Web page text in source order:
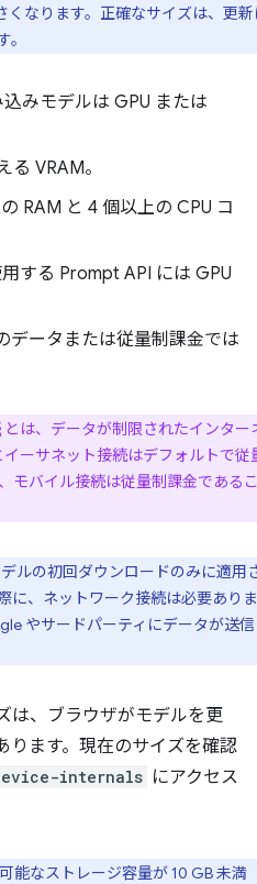
くなります。正確なサイズは、更新
込みモデルは GPU または
る VRAM。
RAM と 4 個以上の CPU コ
する Prompt API には GPU
データまたは従量制課金では
とは、データが制限されたインター
ーサネット接続はデフォルトで従
モバイル接続は従量制課金である
ルの初回ダウンロードのみに適用
に、ネットワーク接続は必要あり
やサードパーティにデータが送
は、ブラウザがモデルを更
ります。現在のサイズを確認
internals にアクセス
能なストレージ容量が 10 GB 未満